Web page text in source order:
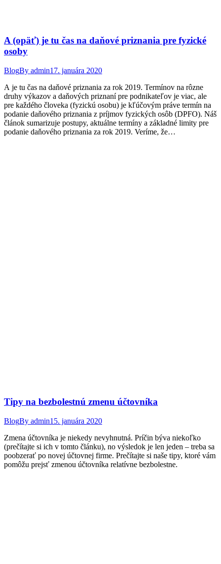
A (opäť) je tu čas na daňové priznania pre fyzické
osoby
BlogBy admin17. januára 2020
A je tu čas na daňové priznania za rok 2019. Termínov na rôzne
druhy výkazov a daňových priznaní pre podnikateľov je viac, ale
pre každého človeka (fyzickú osobu) je kľúčovým práve termín na
podanie daňového priznania z príjmov fyzických osôb (DPFO). Náš
článok sumarizuje postupy, aktuálne termíny a základné limity pre
podanie daňového priznania za rok 2019. Veríme, že…
Tipy na bezbolestnú zmenu účtovníka
BlogBy admin15. januára 2020
Zmena účtovníka je niekedy nevyhnutná. Príčin býva niekoľko
(prečítajte si ich v tomto článku), no výsledok je len jeden – treba sa
poobzerať po novej účtovnej firme. Prečítajte si naše tipy, ktoré vám
pomôžu prejsť zmenou účtovníka relatívne bezbolestne.